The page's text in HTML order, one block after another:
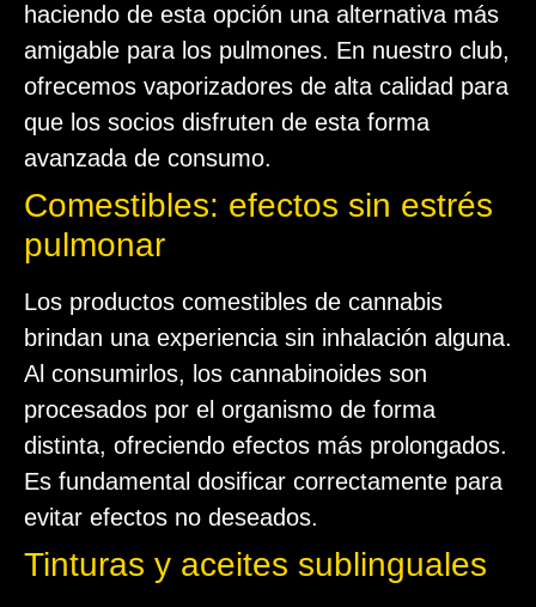
haciendo de esta opción una alternativa más
amigable para los pulmones. En nuestro club,
ofrecemos vaporizadores de alta calidad para
que los socios disfruten de esta forma
avanzada de consumo.
Comestibles: efectos sin estrés
pulmonar
Los productos comestibles de cannabis
brindan una experiencia sin inhalación alguna.
Al consumirlos, los cannabinoides son
procesados por el organismo de forma
distinta, ofreciendo efectos más prolongados.
Es fundamental dosificar correctamente para
evitar efectos no deseados.
Tinturas y aceites sublinguales